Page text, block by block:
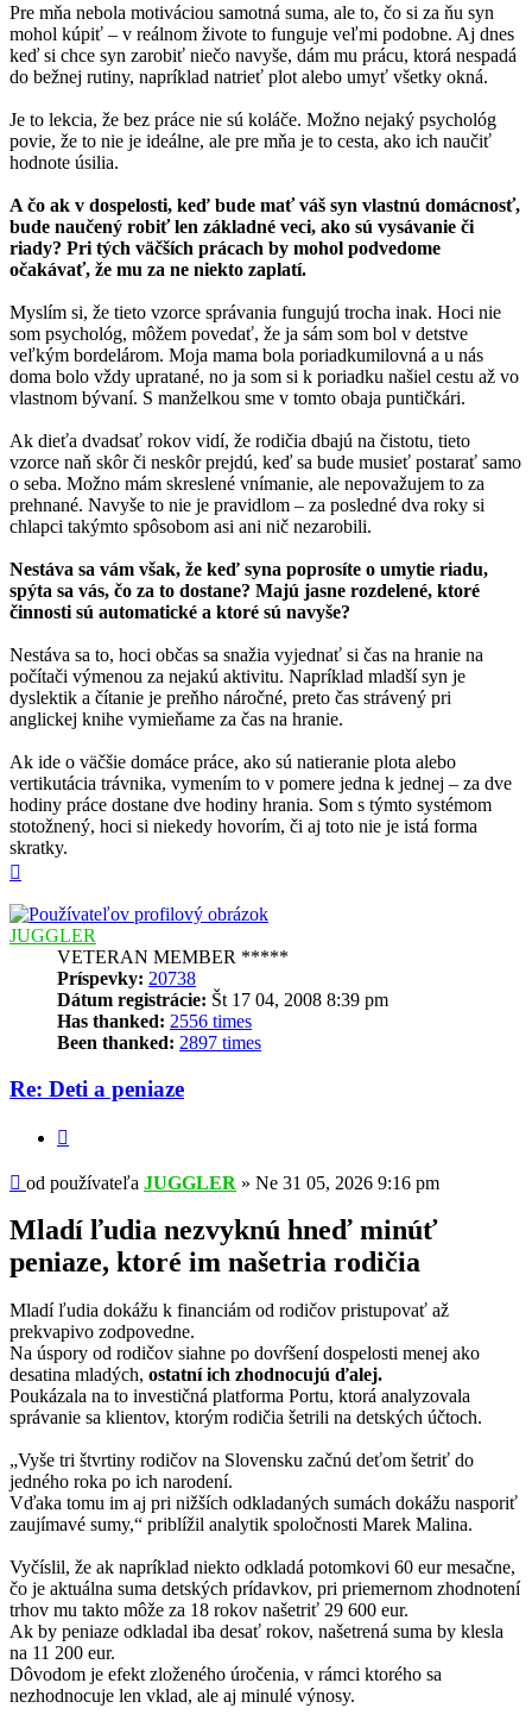
Pre mňa nebola motiváciou samotná suma, ale to, čo si za ňu syn
mohol kúpiť – v reálnom živote to funguje veľmi podobne. Aj dnes
keď si chce syn zarobiť niečo navyše, dám mu prácu, ktorá nespadá
do bežnej rutiny, napríklad natrieť plot alebo umyť všetky okná.
Je to lekcia, že bez práce nie sú koláče. Možno nejaký psychológ
povie, že to nie je ideálne, ale pre mňa je to cesta, ako ich naučiť
hodnote úsilia.
A čo ak v dospelosti, keď bude mať váš syn vlastnú domácnosť,
bude naučený robiť len základné veci, ako sú vysávanie či
riady? Pri tých väčších prácach by mohol podvedome
očakávať, že mu za ne niekto zaplatí.
Myslím si, že tieto vzorce správania fungujú trocha inak. Hoci nie
som psychológ, môžem povedať, že ja sám som bol v detstve
veľkým bordelárom. Moja mama bola poriadkumilovná a u nás
doma bolo vždy upratané, no ja som si k poriadku našiel cestu až vo
vlastnom bývaní. S manželkou sme v tomto obaja puntičkári.
Ak dieťa dvadsať rokov vidí, že rodičia dbajú na čistotu, tieto
vzorce naň skôr či neskôr prejdú, keď sa bude musieť postarať samo
o seba. Možno mám skreslené vnímanie, ale nepovažujem to za
prehnané. Navyše to nie je pravidlom – za posledné dva roky si
chlapci takýmto spôsobom asi ani nič nezarobili.
Nestáva sa vám však, že keď syna poprosíte o umytie riadu,
spýta sa vás, čo za to dostane? Majú jasne rozdelené, ktoré
činnosti sú automatické a ktoré sú navyše?
Nestáva sa to, hoci občas sa snažia vyjednať si čas na hranie na
počítači výmenou za nejakú aktivitu. Napríklad mladší syn je
dyslektik a čítanie je preňho náročné, preto čas strávený pri
anglickej knihe vymieňame za čas na hranie.
Ak ide o väčšie domáce práce, ako sú natieranie plota alebo
vertikutácia trávnika, vymením to v pomere jedna k jednej – za dve
hodiny práce dostane dve hodiny hrania. Som s týmto systémom
stotožnený, hoci si niekedy hovorím, či aj toto nie je istá forma
skratky.
JUGGLER
VETERAN MEMBER *****
Príspevky: 20738
Dátum registrácie: Št 17 04, 2008 8:39 pm
Has thanked: 2556 times
Been thanked: 2897 times
Re: Deti a peniaze
Príspevok
od používateľa JUGGLER » Ne 31 05, 2026 9:16 pm
Mladí ľudia nezvyknú hneď minúť
peniaze, ktoré im našetria rodičia
Mladí ľudia dokážu k financiám od rodičov pristupovať až
prekvapivo zodpovedne.
Na úspory od rodičov siahne po dovŕšení dospelosti menej ako
desatina mladých, ostatní ich zhodnocujú ďalej.
Poukázala na to investičná platforma Portu, ktorá analyzovala
správanie sa klientov, ktorým rodičia šetrili na detských účtoch.
„Vyše tri štvrtiny rodičov na Slovensku začnú deťom šetriť do
jedného roka po ich narodení.
Vďaka tomu im aj pri nižších odkladaných sumách dokážu nasporiť
zaujímavé sumy,“ priblížil analytik spoločnosti Marek Malina.
Vyčíslil, že ak napríklad niekto odkladá potomkovi 60 eur mesačne,
čo je aktuálna suma detských prídavkov, pri priemernom zhodnotení
trhov mu takto môže za 18 rokov našetriť 29 600 eur.
Ak by peniaze odkladal iba desať rokov, našetrená suma by klesla
na 11 200 eur.
Dôvodom je efekt zloženého úročenia, v rámci ktorého sa
nezhodnocuje len vklad, ale aj minulé výnosy.